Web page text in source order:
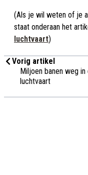
(Als je wil weten of je
staat onderaan het
luchtvaart)
Vorig artikel
Miljoen banen weg in
luchtvaart